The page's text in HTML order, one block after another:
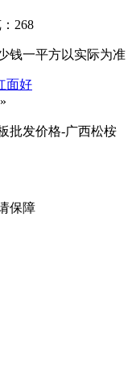
268
钱一平方以实际为准
面好
»
批发价格-广西松桉
保障